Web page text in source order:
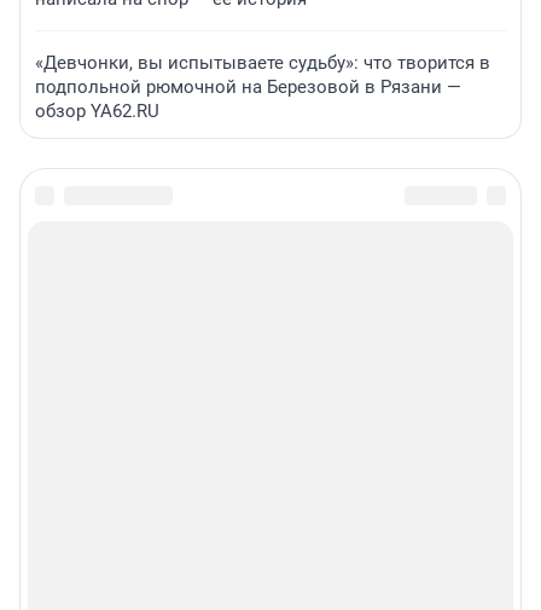
«Девчонки, вы испытываете судьбу»: что творится в
подпольной рюмочной на Березовой в Рязани —
обзор YA62.RU